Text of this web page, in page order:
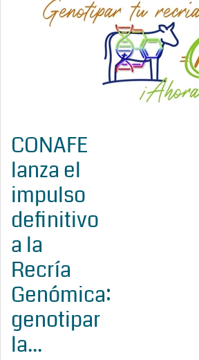
CONAFE
lanza el
impulso
definitivo
a la
Recría
Genómica:
genotipar
la...